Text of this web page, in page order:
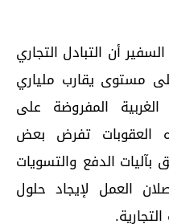
أن التبادل التجاري
مستوى يقارب ملياري
المفروضة على
العقوبات تفرض بعض
بآليات الدفع والتسويات
العمل لإيجاد حلول